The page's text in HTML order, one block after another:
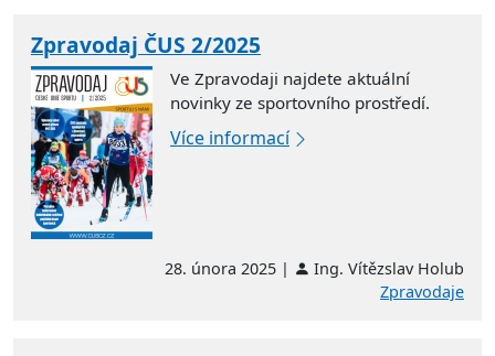
Zpravodaj ČUS 2/2025
Ve Zpravodaji najdete aktuální
novinky ze sportovního prostředí.
Více informací
28. února 2025 |
Ing. Vítězslav Holub
Zpravodaje